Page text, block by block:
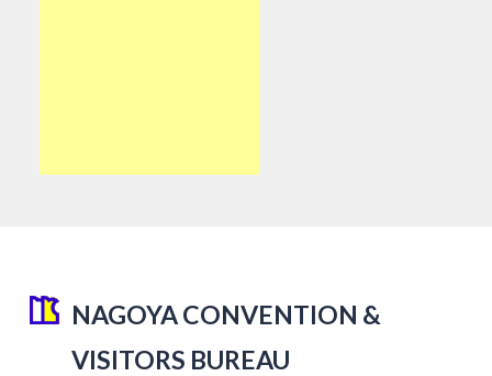
NAGOYA CONVENTION &
VISITORS BUREAU